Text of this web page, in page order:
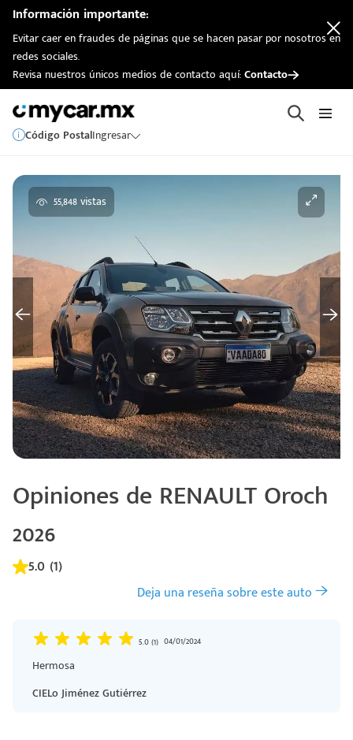
Información importante:
Evitar caer en fraudes de páginas que se hacen pasar por nosotros en
redes sociales.
Revisa nuestros únicos medios de contacto aquí:Contacto
Código PostalIngresar
Escríbenos
55,848 vistas
Opiniones de RENAULT Oroch
2026
5.0 (1)
Deja una reseña sobre este auto
5.0 (1) 04/01/2024
Hermosa
CIELo Jiménez Gutiérrez